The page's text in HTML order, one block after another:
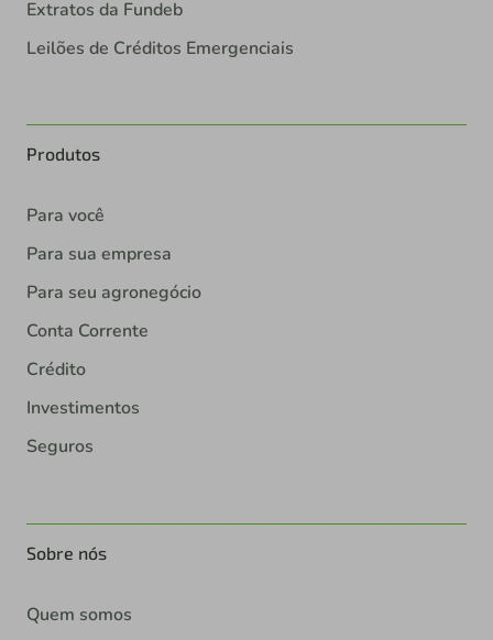
Extratos da Fundeb
Leilões de Créditos Emergenciais
Produtos
Para você
Para sua empresa
Para seu agronegócio
Conta Corrente
Crédito
Investimentos
Seguros
Sobre nós
Quem somos